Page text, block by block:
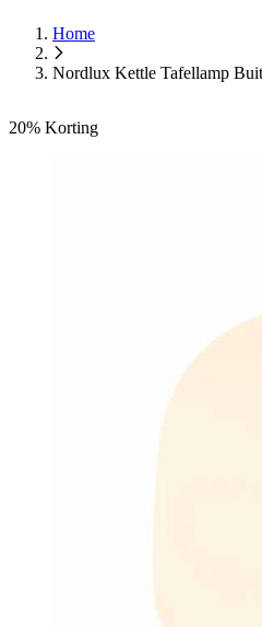
Home
Nordlux Kettle Tafellamp
20% Korting